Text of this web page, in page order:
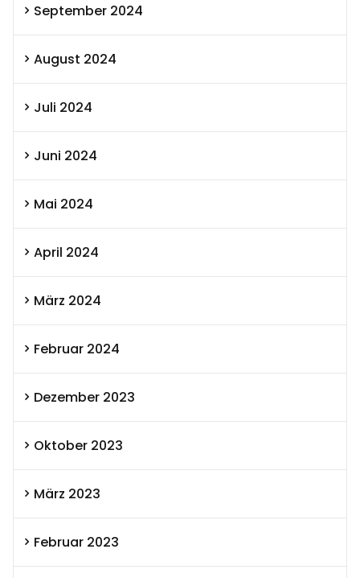
September 2024
August 2024
Juli 2024
Juni 2024
Mai 2024
April 2024
März 2024
Februar 2024
Dezember 2023
Oktober 2023
März 2023
Februar 2023